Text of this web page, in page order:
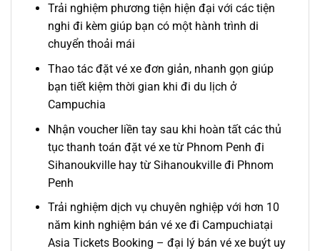
Trải nghiệm phương tiện hiện đại với các tiện
nghi đi kèm giúp bạn có một hành trình di
chuyển thoải mái
Thao tác đặt vé xeđơn giản, nhanh gọn giúp
bạn tiết kiệm thời gian khi đi du lịch ở
Campuchia
Nhận voucher liền tay sau khi hoàn tất các thủ
tục thanh toán đặt vé xe từ Phnom Penh đi
Sihanoukvillehay từ Sihanoukville đi Phnom
Penh
Trải nghiệm dịch vụ chuyên nghiệp với hơn 10
năm kinh nghiệm bán vé xe đi Campuchiatại
Asia Tickets Booking – đại lý bán vé xe buýt uy